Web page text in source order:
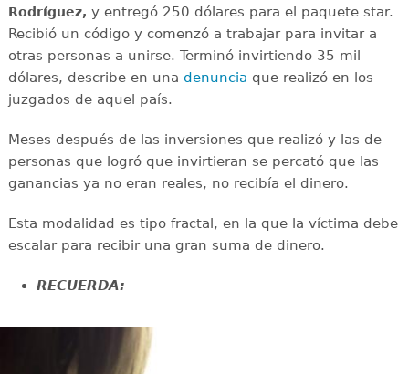
Rodríguez, y entregó 250 dólares para el paquete star.
Recibió un código y comenzó a trabajar para invitar a
otras personas a unirse. Terminó invirtiendo 35 mil
dólares, describe en una denuncia que realizó en los
juzgados de aquel país.
Meses después de las inversiones que realizó y las de
personas que logró que invirtieran se percató que las
ganancias ya no eran reales, no recibía el dinero.
Esta modalidad es tipo fractal, en la que la víctima debe
escalar para recibir una gran suma de dinero.
RECUERDA: